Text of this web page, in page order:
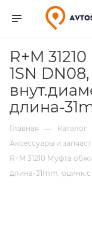
R+M
1SN DN08,
длина-
Главная — Каталог
Аксессуары и
R+M 31210 Муфта
длина-31mm,